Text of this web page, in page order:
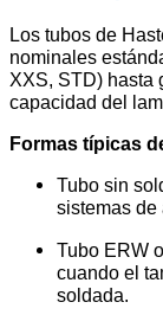
Los tubos de
nominales
XXS, STD) hasta
capacidad del
Formas típicas
Tubo sin
sistemas de
Tubo ERW
cuando el
soldada.